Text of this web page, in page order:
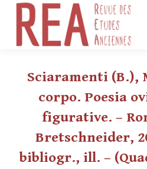
Sciaramenti (B.),
corpo. Poesia
figurative. –
Bretschneider,
bibliogr., ill. –